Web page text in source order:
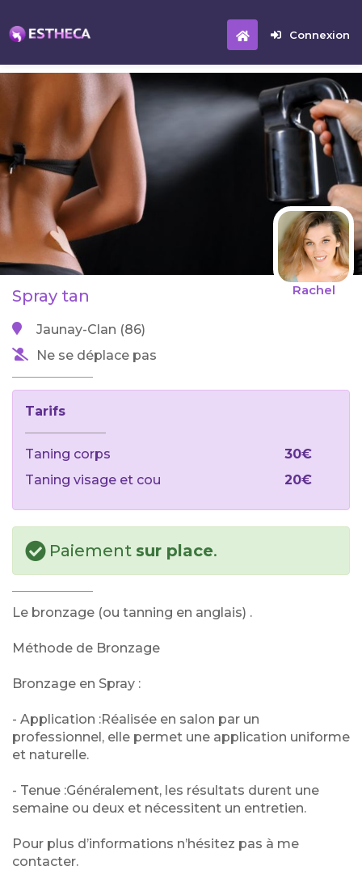
Connexion
Rachel
Spray tan
Jaunay-Clan (86)
Ne se déplace pas
Tarifs
Taning corps
30€
Taning visage et cou
20€
Paiement sur place.
Le bronzage (ou tanning en anglais) .
Méthode de Bronzage
Bronzage en Spray :
- Application :Réalisée en salon par un
professionnel, elle permet une application uniforme
et naturelle.
- Tenue :Généralement, les résultats durent une
semaine ou deux et nécessitent un entretien.
Pour plus d’informations n’hésitez pas à me
contacter.